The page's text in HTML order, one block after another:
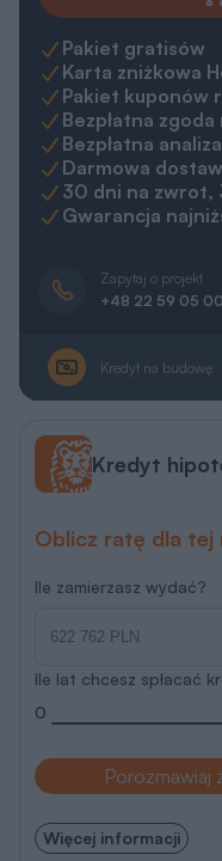
Pakiet gratisów
Karta zniżkowa
Pakiet kuponów
Bezpłatna
Bezpłatna
Darmowa
30 dni na zwrot,
Gwarancja
Zapytaj o projekt
+48 22 59 05
Kredyt na budowę
Kredyt
Oblicz ratę dla tej
Ile zamierzasz wydać?
Ile lat chcesz spłacać
0
Porozmawiaj
Więcej informacji